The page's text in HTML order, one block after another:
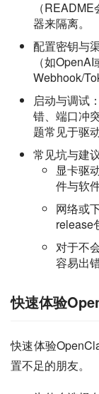
（
器来隔离。
配置密钥与
（如
Webhook/
启动与调试
错、端口冲
题常见于驱
常见坑与建
显卡驱
件与软
网络或
release
对于不
容易出错
快速体验
快速体验
置不足的朋友。